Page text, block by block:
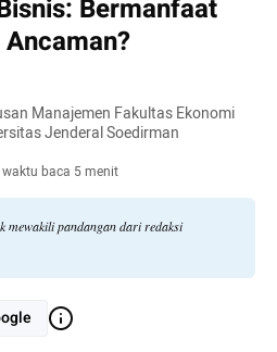
Bermanfaat
Manajemen Fakultas Ekonomi
Jenderal Soedirman
waktu baca 5 menit
mewakili pandangan dari redaksi